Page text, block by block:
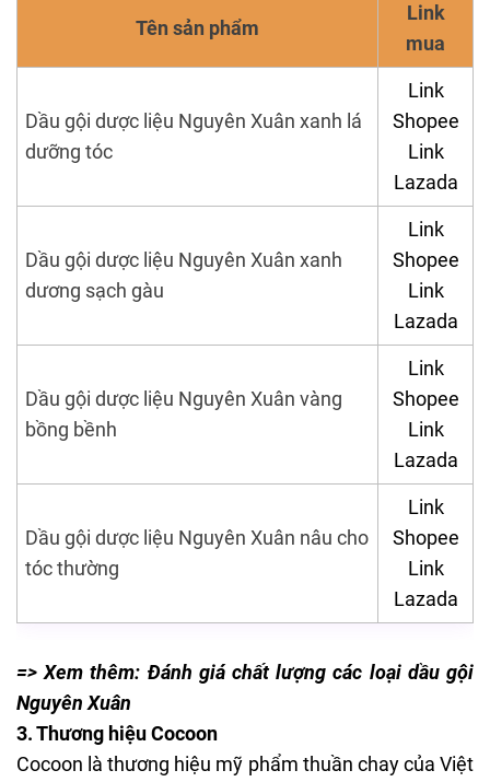
Tên sản phẩm
Link
mua
Dầu gội dược liệu Nguyên Xuân xanh lá
dưỡng tóc
Link
Shopee
Link
Lazada
Dầu gội dược liệu Nguyên Xuân xanh
dương sạch gàu
Link
Shopee
Link
Lazada
Dầu gội dược liệu Nguyên Xuân vàng
bồng bềnh
Link
Shopee
Link
Lazada
Dầu gội dược liệu Nguyên Xuân nâu cho
tóc thường
Link
Shopee
Link
Lazada
=> Xem thêm: Đánh giá chất lượng các loại dầu gội
Nguyên Xuân
3. Thương hiệu Cocoon
Cocoon là thương hiệu mỹ phẩm thuần chaycủa Việt